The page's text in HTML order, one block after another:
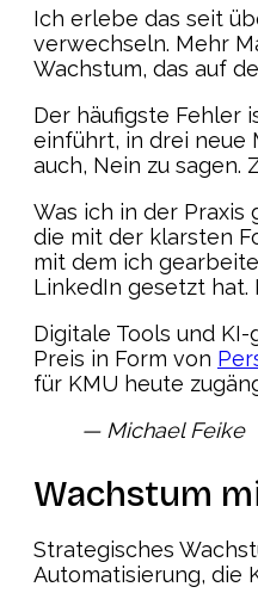
Ich erlebe das seit
verwechseln. Mehr
Wachstum, das auf
Der häufigste Fehler
einführt, in drei neue
auch, Nein zu
Was ich in der
die mit der klarsten
mit dem ich
LinkedIn gesetzt hat.
Digitale Tools und
Preis in Form von
für KMU heute
— Michael Feike
Wachstum
Strategisches
Automatisierung, die